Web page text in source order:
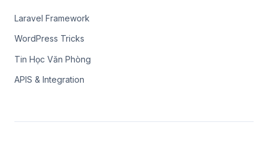
Laravel Framework
WordPress Tricks
Tin Học Văn Phòng
APIS & Integration